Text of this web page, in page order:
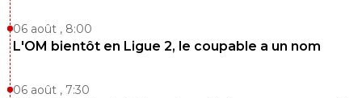
06 août , 8:00
L'OM bientôt en Ligue 2, le coupable a un nom
06 août , 7:30